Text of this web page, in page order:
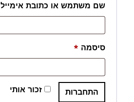
שם משתמש או כתובת אימייל
סיסמה *
זכור אותי התחברות